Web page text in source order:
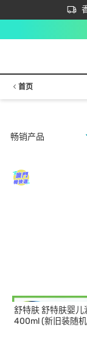
首次
首页
舒特肤舒特肤婴儿
400ml (新旧装随